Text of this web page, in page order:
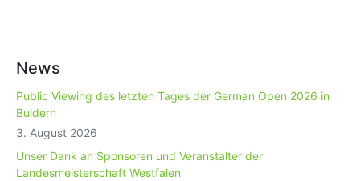
News
Public Viewing des letzten Tages der German Open 2026 in
Buldern
3. August 2026
Unser Dank an Sponsoren und Veranstalter der
Landesmeisterschaft Westfalen